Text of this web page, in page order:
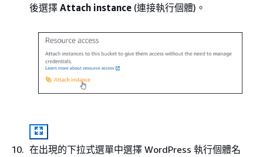
後選擇 Attach instance (連接執行個體)。
在出現的下拉式選單中選擇 WordPress 執行個體名